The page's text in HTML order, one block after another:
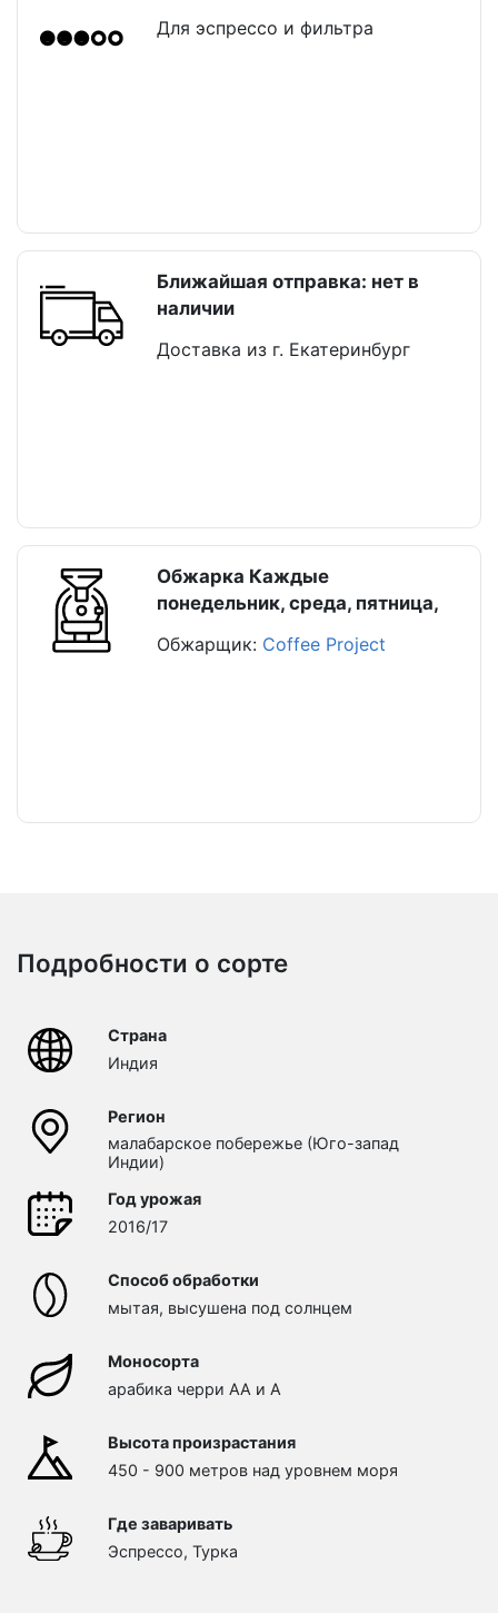
Для эспрессо и фильтра
Ближайшая отправка: нет в
наличии
Доставка из г. Екатеринбург
Обжарка Каждые
понедельник, среда, пятница,
Обжарщик: Coffee Project
Подробности о сорте
Страна
Индия
Регион
малабарское побережье (Юго-запад
Индии)
Год урожая
2016/17
Способ обработки
мытая, высушена под солнцем
Моносорта
арабика черри АА и А
Высота произрастания
450 - 900 метров над уровнем моря
Где заваривать
Эспрессо, Турка